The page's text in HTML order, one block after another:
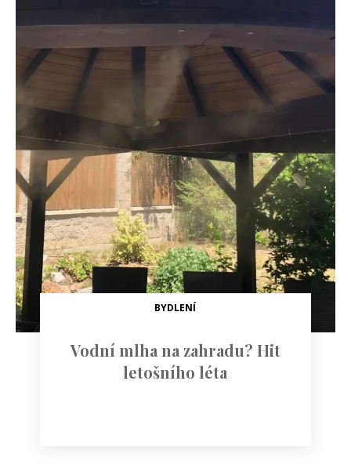
BYDLENÍ
Vodní mlha na zahradu? Hit
letošního léta